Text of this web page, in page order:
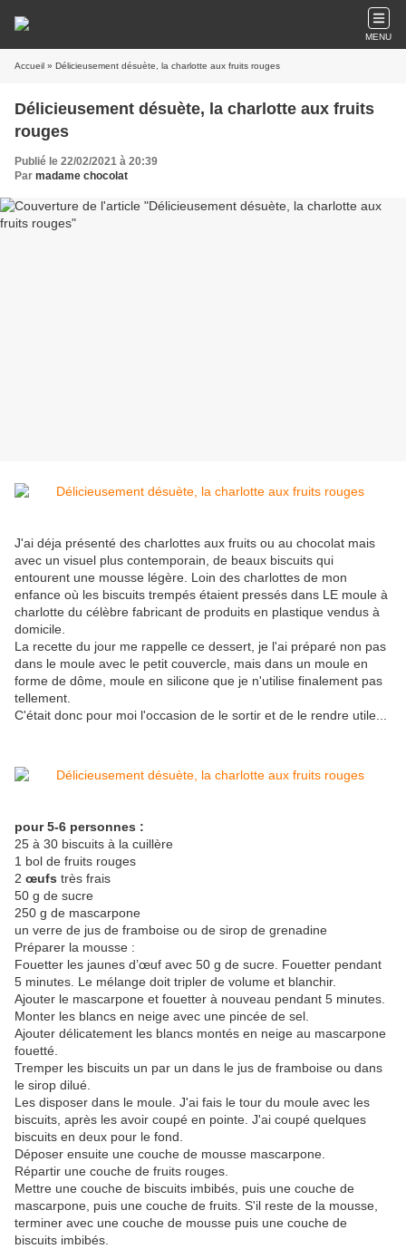
MENU
Accueil » Délicieusement désuète, la charlotte aux fruits rouges
Délicieusement désuète, la charlotte aux fruits
rouges
Publié le 22/02/2021 à 20:39
Par madame chocolat
J'ai déja présenté des charlottes aux fruits ou au chocolat mais
avec un visuel plus contemporain, de beaux biscuits qui
entourent une mousse légère. Loin des charlottes de mon
enfance où les biscuits trempés étaient pressés dans LE moule à
charlotte du célèbre fabricant de produits en plastique vendus à
domicile.
La recette du jour me rappelle ce dessert, je l'ai préparé non pas
dans le moule avec le petit couvercle, mais dans un moule en
forme de dôme, moule en silicone que je n'utilise finalement pas
tellement.
C'était donc pour moi l'occasion de le sortir et de le rendre utile...
pour 5-6 personnes :
25 à 30 biscuits à la cuillère
1 bol de fruits rouges
2 œufs très frais
50 g de sucre
250 g de mascarpone
un verre de jus de framboise ou de sirop de grenadine
Préparer la mousse :
Fouetter les jaunes d’œuf avec 50 g de sucre. Fouetter pendant
5 minutes. Le mélange doit tripler de volume et blanchir.
Ajouter le mascarpone et fouetter à nouveau pendant 5 minutes.
Monter les blancs en neige avec une pincée de sel.
Ajouter délicatement les blancs montés en neige au mascarpone
fouetté.
Tremper les biscuits un par un dans le jus de framboise ou dans
le sirop dilué.
Les disposer dans le moule. J'ai fais le tour du moule avec les
biscuits, après les avoir coupé en pointe. J'ai coupé quelques
biscuits en deux pour le fond.
Déposer ensuite une couche de mousse mascarpone.
Répartir une couche de fruits rouges.
Mettre une couche de biscuits imbibés, puis une couche de
mascarpone, puis une couche de fruits. S'il reste de la mousse,
terminer avec une couche de mousse puis une couche de
biscuits imbibés.